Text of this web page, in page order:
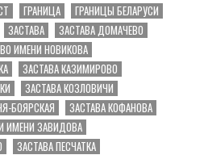
ГРАНИЦА
ГРАНИЦЫ БЕЛАРУСИ
ЗАСТАВА
ЗАСТАВА ДОМАЧЕВО
ИМЕНИ НОВИКОВА
ЗАСТАВА КАЗИМИРОВО
ЗАСТАВА КОЗЛОВИЧИ
БОЯРСКАЯ
ЗАСТАВА КОФАНОВА
ИМЕНИ ЗАВИДОВА
ЗАСТАВА ПЕСЧАТКА